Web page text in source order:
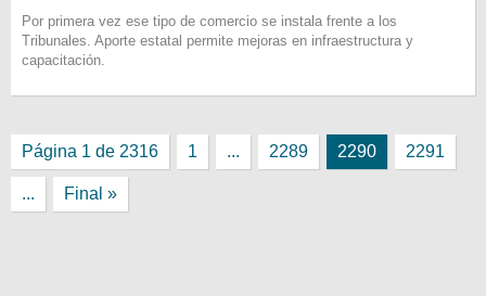
Por primera vez ese tipo de comercio se instala frente a los
Tribunales. Aporte estatal permite mejoras en infraestructura y
capacitación.
Página 1 de 2316 1 ... 2289 2290 2291
... Final »